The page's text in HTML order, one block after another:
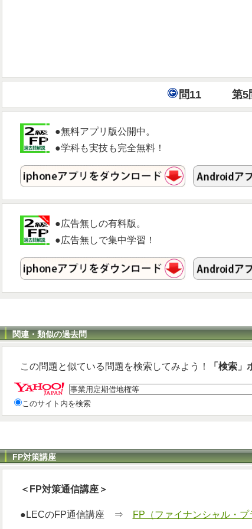
問11 第5
●無料アプリ版公開中。
●学科も実技も完全無料！
●広告無しの有料版。
●広告無しで集中学習！
関連・類似の過去問
この問題と似ている問題を検索してみよう！ 「検索
このサイト内を検索
FP対策講座
＜FP対策通信講座＞
●LECのFP通信講座 ⇒ FP（ファイナンシャル・